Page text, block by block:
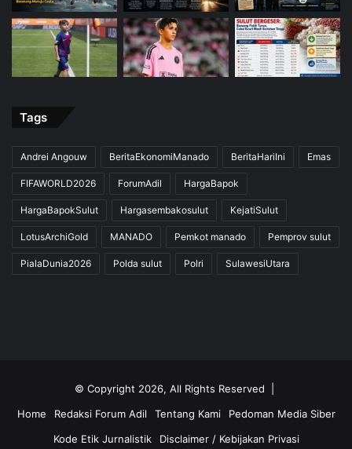
Tags
Andrei Angouw BeritaEkonomiManado BeritaHariIni Emas
FIFAWORLD2026 ForumAdil HargaBapok
HargaBapokSulut Hargasembakosulut KejatiSulut
LotusArchiGold MANADO Pemkot manado Pemprov sulut
PialaDunia2026 Polda sulut Polri SulawesiUtara
© Copyright 2026, All Rights Reserved |
Home
Redaksi Forum Adil Tentang Kami
Pedoman Media Siber
Kode Etik Jurnalistik
Disclaimer / Kebijakan Privasi